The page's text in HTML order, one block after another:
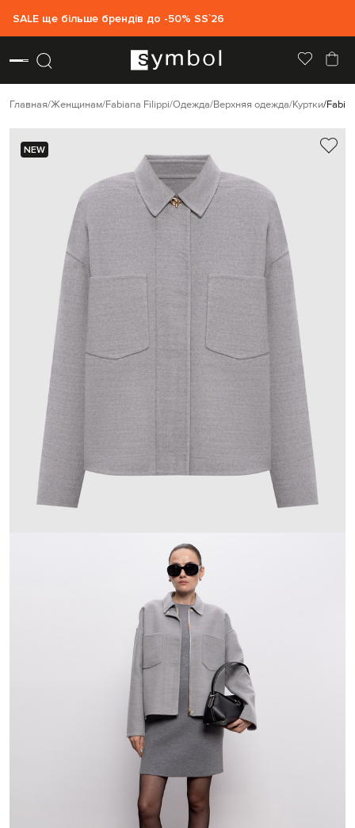
SALE ще більше брендів до -50% SS`26
Главная Женщинам Fabiana Filippi Одежда Верхняя одежда Куртки
NEW